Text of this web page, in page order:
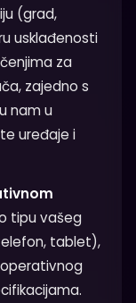
(grad,
usklađenosti
za
zajedno s
nam u
uređaje i
tipu vašeg
tablet),